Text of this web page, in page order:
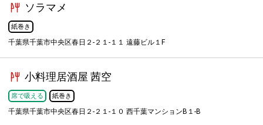
ソラマメ
紙巻き
千葉県千葉市中央区春日２-２１-１１ 遠藤ビル１F
小料理居酒屋 茜空
席で吸える 紙巻き
千葉県千葉市中央区春日２-２１-１０ 西千葉マンションB１-B